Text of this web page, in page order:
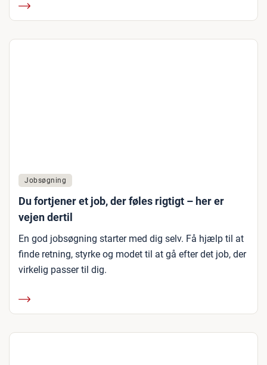
Jobsøgning
Du fortjener et job, der føles rigtigt – her er
vejen dertil
En god jobsøgning starter med dig selv. Få hjælp til at
finde retning, styrke og modet til at gå efter det job, der
virkelig passer til dig.